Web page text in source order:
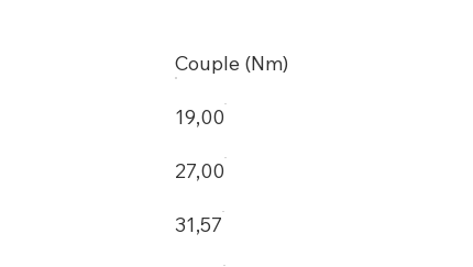
Couple (Nm)
19,00
27,00
31,57